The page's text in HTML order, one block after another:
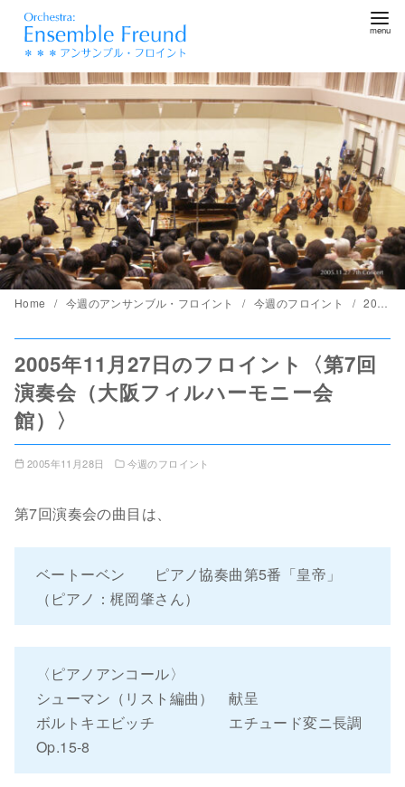
ン
ツ
へ
移
動
Home 今週のアンサンブル・フロイント 今週のフロイント 2005年11月27日のフロイント〈第7回演奏会（大阪フィルハーモニー会館）〉
2005年11月27日のフロイント〈第7回
演奏会（大阪フィルハーモニー会
館）〉
2005年11月28日 今週のフロイント
第7回演奏会の曲目は、
ベートーベン ピアノ協奏曲第5番「皇帝」
（ピアノ：梶岡肇さん）
〈ピアノアンコール〉
シューマン（リスト編曲） 献呈
ボルトキエビッチ エチュード変ニ長調
Op.15-8